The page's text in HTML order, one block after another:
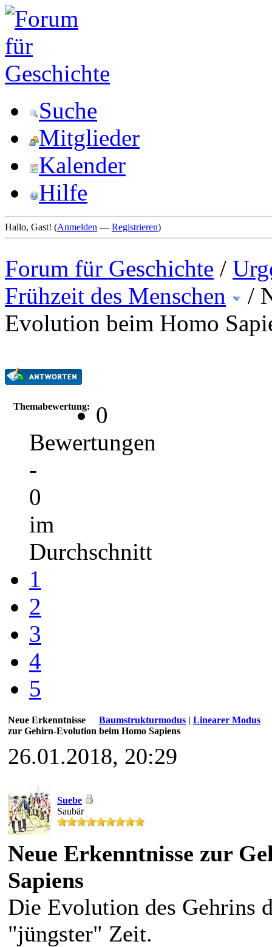
Suche
Mitglieder
Kalender
Hilfe
Hallo, Gast! (Anmelden — Registrieren)
Forum für Geschichte /
Frühzeit des Menschen
/
Evolution beim Homo
Themabewertung:
0
Bewertungen
-
0
im
Durchschnitt
1
2
3
4
5
Baumstrukturmodus | Linearer Modus
Neue Erkenntnisse
zur Gehirn-Evolution beim Homo Sapiens
26.01.2018, 20:29
Suebe
Saubär
Neue Erkenntnisse zur
Sapiens
Die Evolution des Gehrins
"jüngster" Zeit.